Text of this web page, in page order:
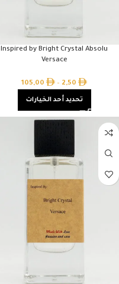
Inspired by Bright Crystal Absolu
Versace
2,50
–
105,00
تحديد أحد الخيارات